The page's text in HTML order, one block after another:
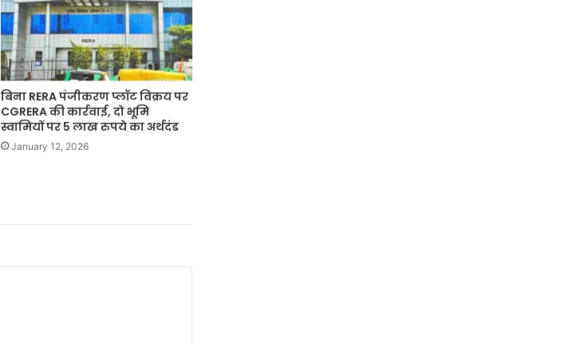
बिना RERA पंजीकरण प्लॉट विक्रय पर
CGRERA की कार्रवाई, दो भूमि
स्वामियों पर 5 लाख रुपये का अर्थदंड
January 12, 2026